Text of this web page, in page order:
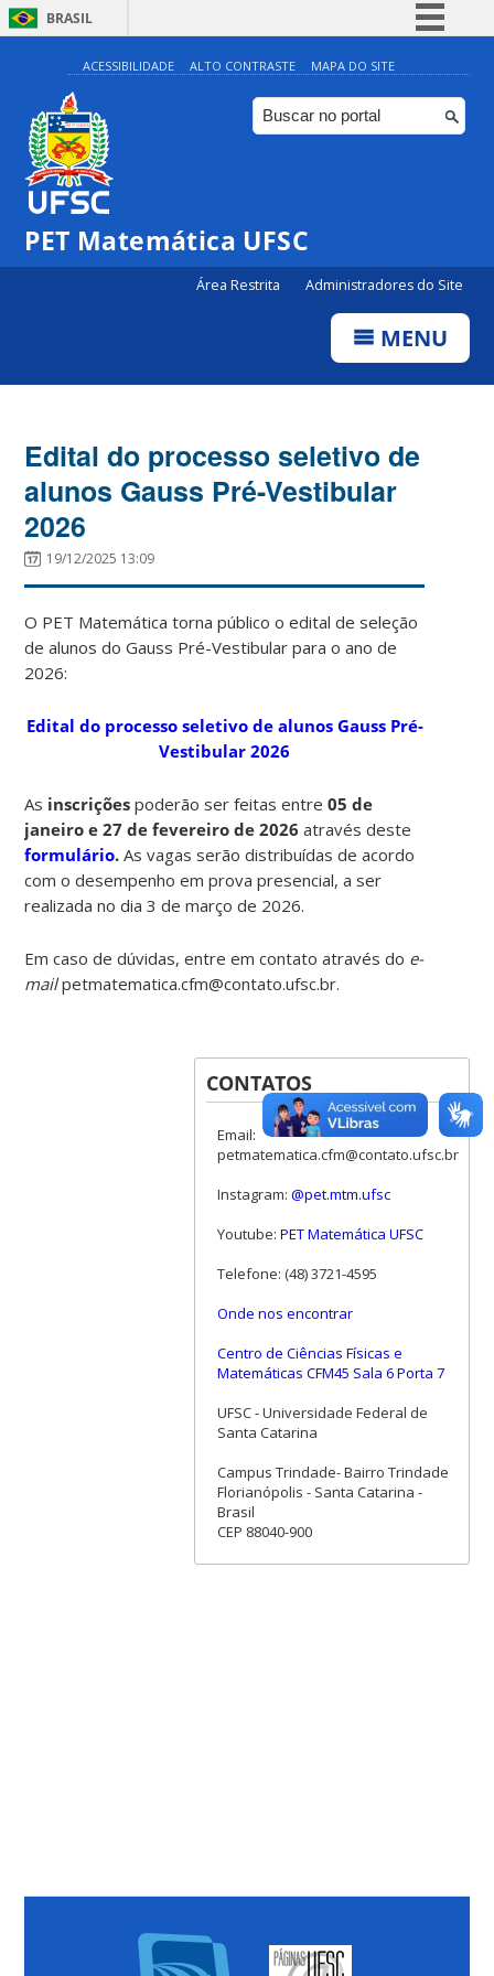
BRASIL
Simplifique!
Comunica BR
Participe
ACESSIBILIDADE ALTO CONTRASTE MAPA DO SITE
PET Matemática UFSC
Área Restrita Administradores do Site
MENU
Edital do processo seletivo de
alunos Gauss Pré-Vestibular
2026
19/12/2025 13:09
O PET Matemática torna público o edital de seleção
de alunos do Gauss Pré-Vestibular para o ano de
2026:
Edital do processo seletivo de alunos Gauss Pré-
Vestibular 2026
As inscriçõespoderão ser feitas entre 05 de
janeiro e 27 de fevereiro de 2026através deste
formulário. As vagas serão distribuídas de acordo
com o desempenho em prova presencial, a ser
realizada no dia 3 de março de 2026.
Em caso de dúvidas, entre em contato através do e-
mailpetmatematica.cfm@contato.ufsc.br.
CONTATOS
Email:
petmatematica.cfm@contato.ufsc.br
Instagram: @pet.mtm.ufsc
Youtube: PET Matemática UFSC
Telefone: (48) 3721-4595
Onde nos encontrar
Centro de Ciências Físicas e
Matemáticas CFM45 Sala 6 Porta 7
UFSC - Universidade Federal de
Santa Catarina
Campus Trindade- Bairro Trindade
Florianópolis - Santa Catarina -
Brasil
CEP 88040-900